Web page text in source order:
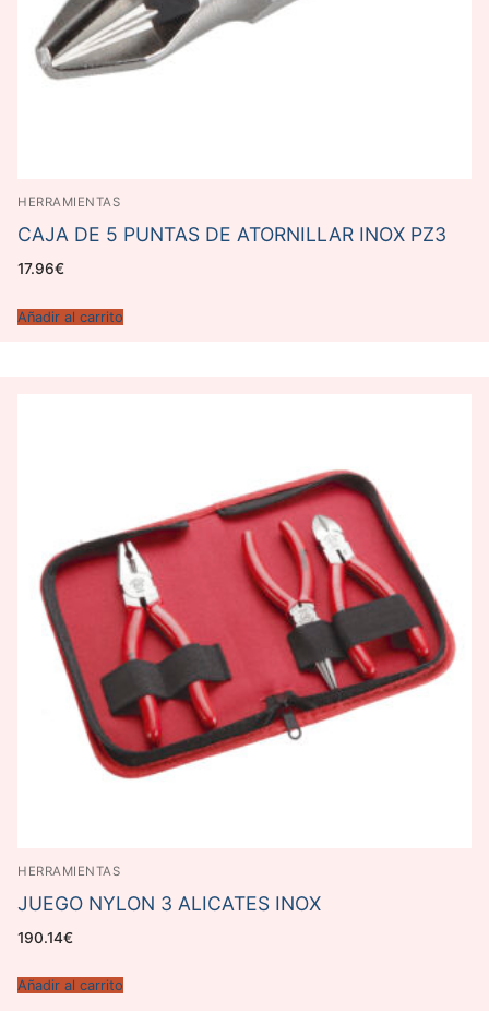
HERRAMIENTAS
CAJA DE 5 PUNTAS DE ATORNILLAR INOX PZ3
17.96€
Añadir al carrito
HERRAMIENTAS
JUEGO NYLON 3 ALICATES INOX
190.14€
Añadir al carrito